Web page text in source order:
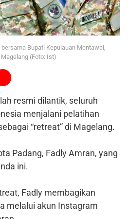
Bupati Kepulauan Mentawai,
(Foto: Ist)
resmi dilantik, seluruh
menjalani pelatihan
“retreat” di Magelang.
Padang, Fadly Amran, yang
ini.
Fadly membagikan
melalui akun Instagram